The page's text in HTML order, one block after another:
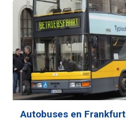
Autobuses en Frankfurt